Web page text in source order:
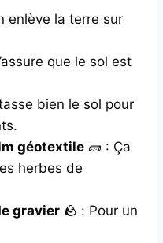
enlève la terre sur
que le sol est
bien le sol pour
géotextile 🧱 : Ça
herbes de
gravier 🪨 : Pour un